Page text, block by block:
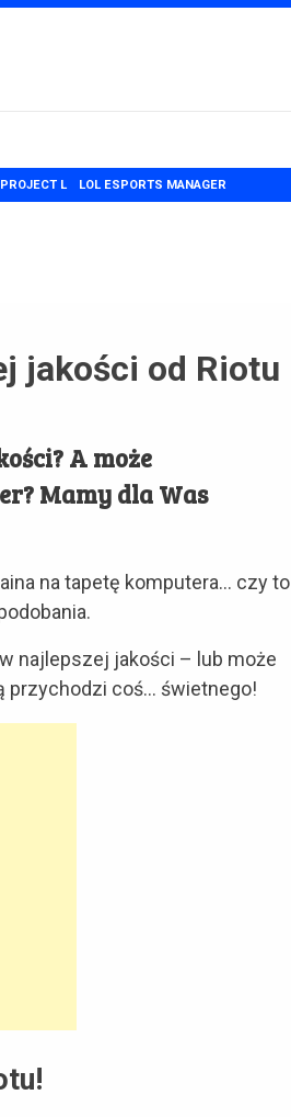
PROJECT L LOL ESPORTS MANAGER
jakości od Riotu
A może
Mamy dla Was
na tapetę komputera… czy to
najlepszej jakości – lub może
przychodzi coś… świetnego!